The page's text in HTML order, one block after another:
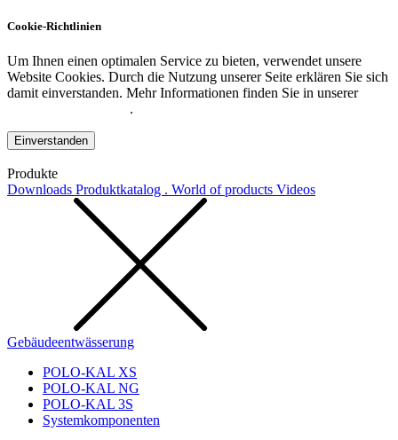
Cookie-Richtlinien
Um Ihnen einen optimalen Service zu bieten, verwendet unsere
Website Cookies. Durch die Nutzung unserer Seite erklären Sie sich
damit einverstanden. Mehr Informationen finden Sie in unserer
.
Einverstanden
Produkte
Downloads Produktkatalog . World of products Videos
Gebäudeentwässerung
POLO-KAL XS
POLO-KAL NG
POLO-KAL 3S
Systemkomponenten